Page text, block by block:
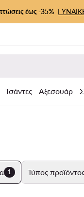
έως -35%
Τσάντες Αξεσουάρ
1 Τύπος